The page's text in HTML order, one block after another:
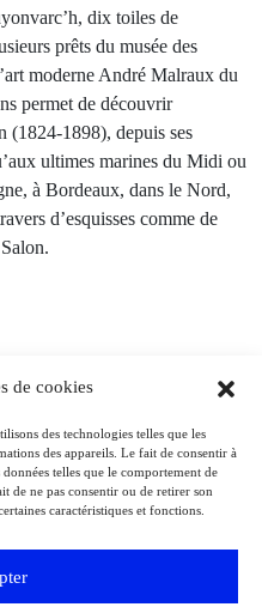
de cookies
des technologies telles que les
des appareils. Le fait de consentir à
telles que le comportement de
de ne pas consentir ou de retirer son
caractéristiques et fonctions.
dix toiles de
prêts du musée des
moderne André Malraux du
permet de découvrir
(1824-1898), depuis ses
ultimes marines du Midi ou
à Bordeaux, dans le Nord,
d’esquisses comme de
musée du général Leclerc – musée
Leclerc – musée Jean Moulin
Charles de Gaulle à son épouse